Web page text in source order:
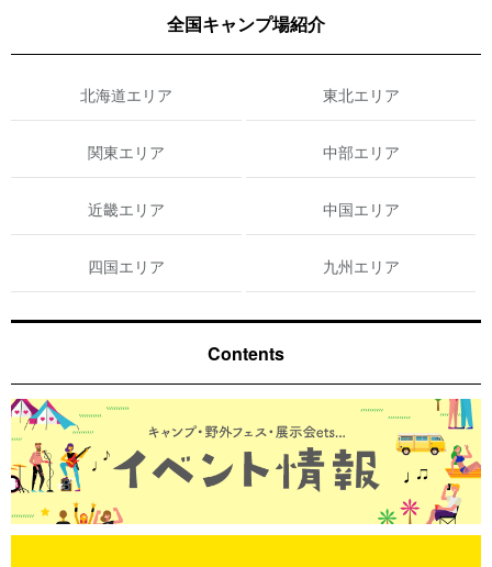
全国キャンプ場紹介
北海道エリア 東北エリア
関東エリア 中部エリア
近畿エリア 中国エリア
四国エリア 九州エリア
Contents